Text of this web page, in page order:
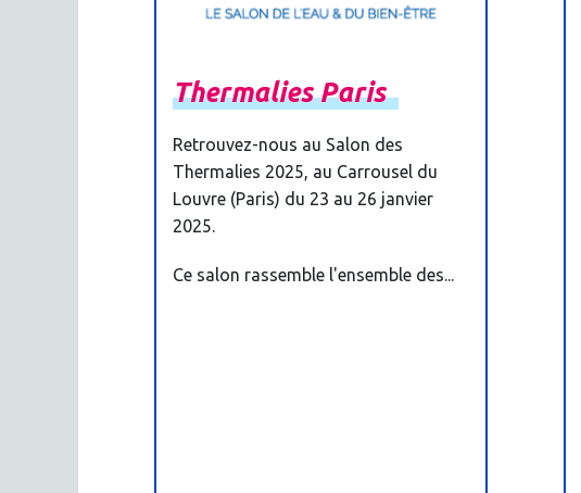
ThermaliesParis
Retrouvez-nous au Salon des
Thermalies 2025, au Carrousel du
Louvre (Paris) du 23 au 26 janvier
2025.
Ce salon rassemble l'ensemble des...